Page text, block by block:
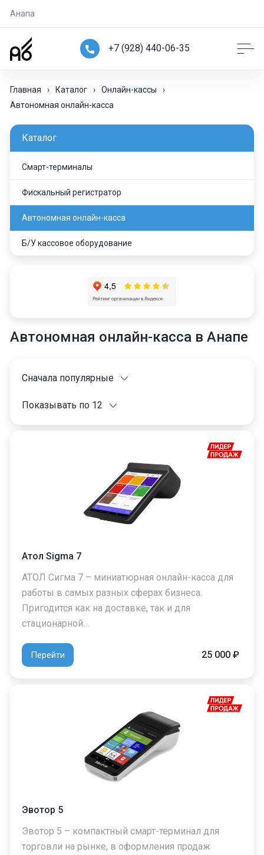
Анапа
+7 (928) 440-06-35
Главная › Каталог › Онлайн-кассы
›
Автономная онлайн-касса
Каталог
Смарт-терминалы
Фискальный регистратор
Автономная онлайн-касса
Б/У кассовое оборудование
Автономная онлайн-касса в Анапе
Сначала популярные
Показывать по 12
Атол Sigma 7
АТОЛ Сигма 7 – миниатюрная онлайн-касса для
работы в самых разных сферах бизнеса.
Пригодится как на доставке, так и для
стационарной…
Перейти 25 000 ₽
Эвотор 5
Эвотор 5 – компактный смарт-терминал для
торговли на рынке, в оформления продаж